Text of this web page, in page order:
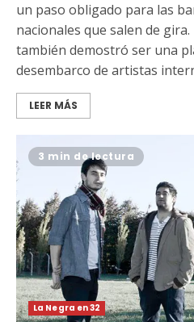
un paso obligado para las
nacionales que salen de
también demostró ser una
desembarco de artistas
LEER MÁS
3 min de lectura
La Negra en 32